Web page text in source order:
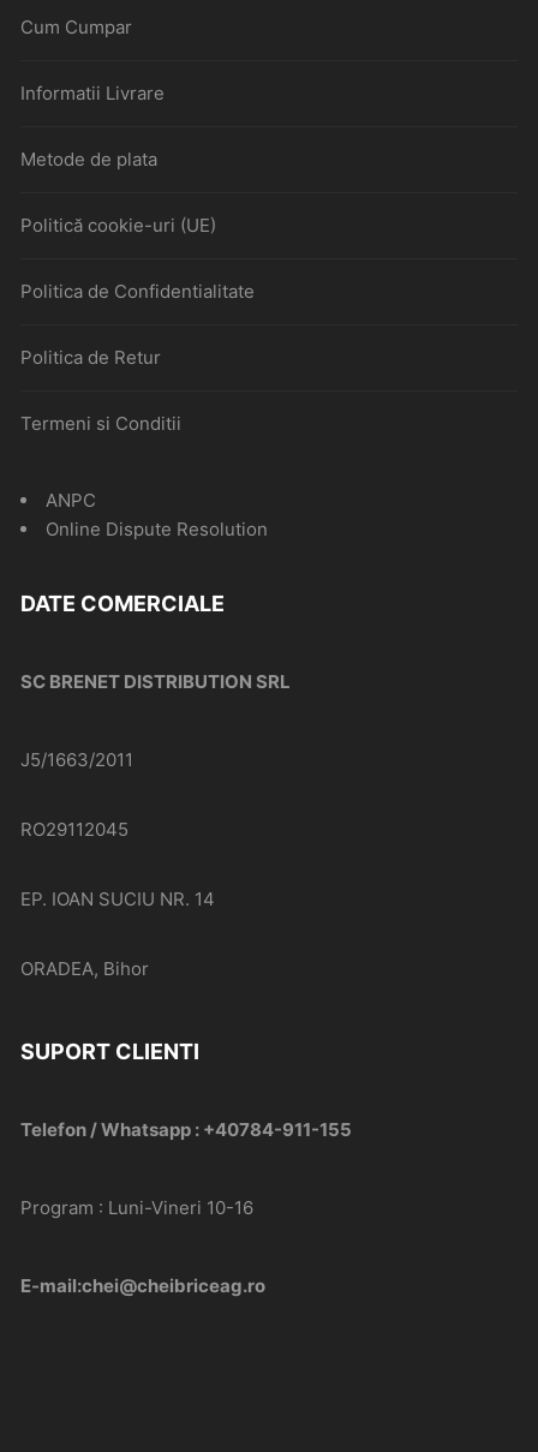
Cum Cumpar
Informatii Livrare
Metode de plata
Politică cookie-uri (UE)
Politica de Confidentialitate
Politica de Retur
Termeni si Conditii
ANPC
Online Dispute Resolution
DATE COMERCIALE
SC BRENET DISTRIBUTION SRL
J5/1663/2011
RO29112045
EP. IOAN SUCIU NR. 14
ORADEA, Bihor
SUPORT CLIENTI
Telefon / Whatsapp : +40784-911-155
Program : Luni-Vineri 10-16
E-mail:chei@cheibriceag.ro